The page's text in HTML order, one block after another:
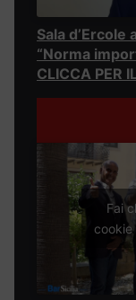
Sala
“Norma
CLICCA PER
Fai